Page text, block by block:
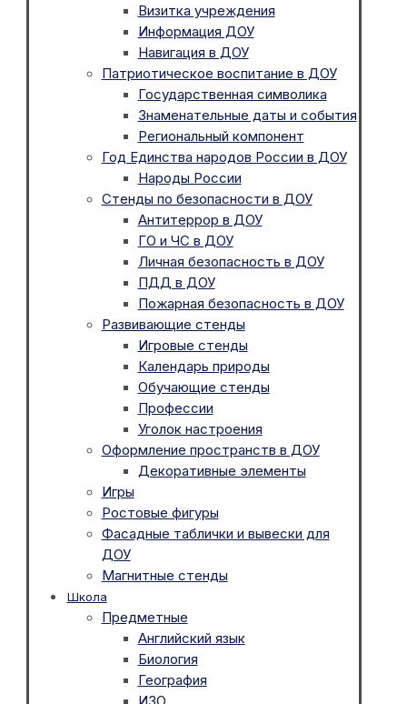
Визитка учреждения
Информация ДОУ
Навигация в ДОУ
Патриотическое воспитание в ДОУ
Государственная символика
Знаменательные даты и события
Региональный компонент
Год Единства народов России в ДОУ
Народы России
Стенды по безопасности в ДОУ
Антитеррор в ДОУ
ГО и ЧС в ДОУ
Личная безопасность в ДОУ
ПДД в ДОУ
Пожарная безопасность в ДОУ
Развивающие стенды
Игровые стенды
Календарь природы
Обучающие стенды
Профессии
Уголок настроения
Оформление пространств в ДОУ
Декоративные элементы
Игры
Ростовые фигуры
Фасадные таблички и вывески для
ДОУ
Магнитные стенды
Школа
Предметные
Английский язык
Биология
География